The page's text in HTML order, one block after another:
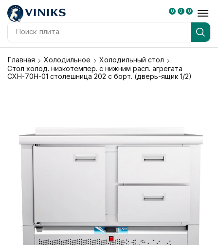
Поиск плита
0 0 0
Главная Холодильное
Холодильный стол
Стол холод. низкотемпер. с нижним расп. агрегата
СХН-70Н-01 столешница 202 с борт. (дверь-ящик 1/2)